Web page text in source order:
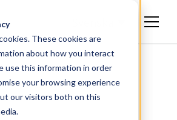
These cookies are
about how you interact
use this information in order
your browsing experience
our visitors both on this